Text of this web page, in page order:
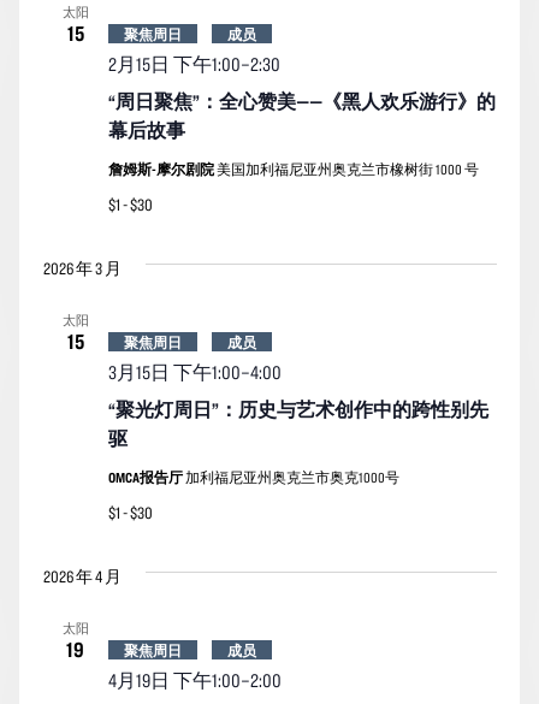
太阳
15
“周日聚焦”：全心赞美——《黑人欢乐游行》的
幕后故事
2月15日 下午1:00–2:30
聚焦周日 成员
詹姆斯-摩尔剧院美国加利福尼亚州奥克兰市橡树街 1000 号
$1 - $30
2026 年 3 月
太阳
15
“聚光灯周日”：历史与艺术创作中的跨性别先
驱
3月15日 下午1:00–4:00
聚焦周日 成员
OMCA报告厅加利福尼亚州奥克兰市奥克1000号
$1 - $30
2026 年 4 月
太阳
19
4月19日 下午1:00–2:00
聚焦周日 成员